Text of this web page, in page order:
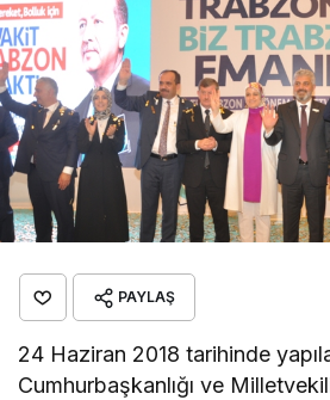
PAYLAŞ
24 Haziran 2018 tarihinde
Cumhurbaşkanlığı ve